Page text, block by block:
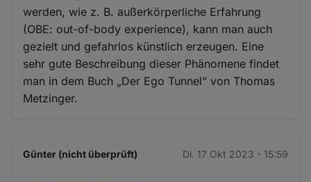
werden, wie z. B. außerkörperliche Erfahrung
(OBE: out-of-body experience), kann man auch
gezielt und gefahrlos künstlich erzeugen. Eine
sehr gute Beschreibung dieser Phänomene findet
man in dem Buch „Der Ego Tunnel“ von Thomas
Metzinger.
Günter (nicht überprüft) Di. 17 Okt 2023 - 15:59
Cookies